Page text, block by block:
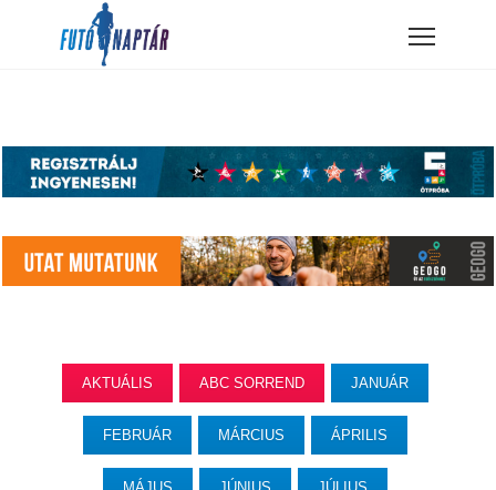
AKTUÁLIS ABC SORREND JANUÁR
FEBRUÁR MÁRCIUS ÁPRILIS